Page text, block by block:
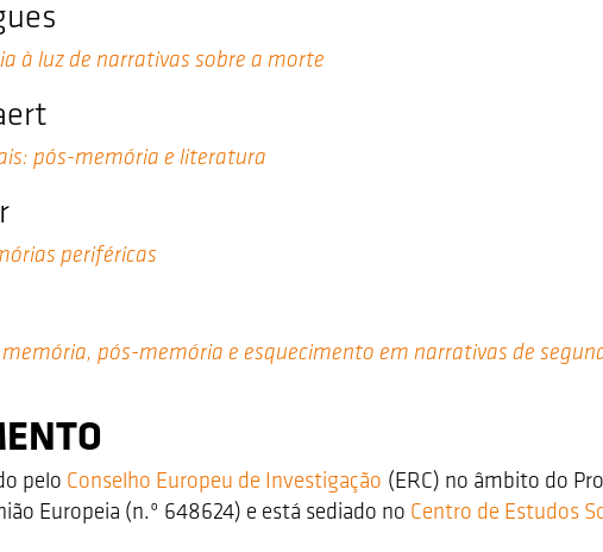
à luz de narrativas sobre a morte
pós-memória e literatura
periféricas
memória, pós-memória e esquecimento em narrativas de
pelo Conselho Europeu de Investigação (ERC) no âmbito do
Europeia (n.º 648624) e está sediado no Centro de Estudos